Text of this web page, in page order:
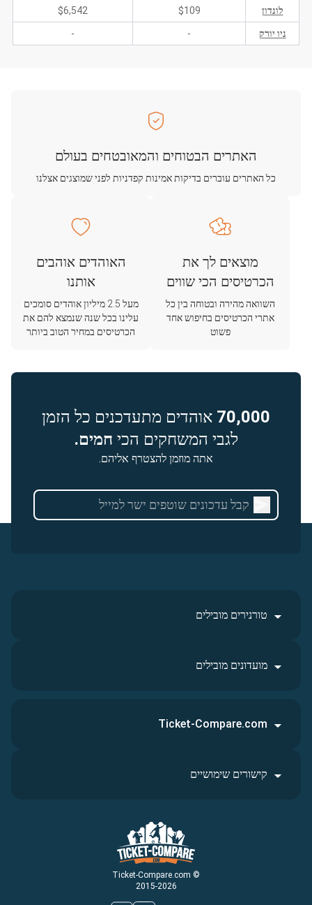
לונדון $109
$6,542
ניו יורק -
-
האתרים הבטוחים והמאובטחים בעולם
כל האתרים עוברים בדיקות אמינות קפדניות לפני שמוצגים אצלנו
מוצאים לך את
הכרטיסים הכי שווים
השוואה מהירה ובטוחה בין כל
אתרי הכרטיסים בחיפוש אחד
פשוט
האוהדים אוהבים
אותנו
מעל 2.5 מיליון אוהדים סומכים
עלינו בכל שנה שנמצא להם את
הכרטיסים במחיר הטוב ביותר
70,000 אוהדים מתעדכנים כל הזמן
לגבי המשחקים הכי חמים.
אתה מוזמן להצטרף אליהם.
טורנירים מובילים
מועדונים מובילים
© Ticket-Compare.com
2015-2026
Ticket-Compare.com
קישורים שימושיים